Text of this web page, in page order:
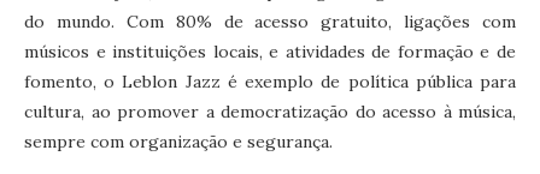
do mundo. Com 80% de acesso gratuito, ligações com
músicos e instituições locais, e atividades de formação e de
fomento, o Leblon Jazz é exemplo de política pública para
cultura, ao promover a democratização do acesso à música,
sempre com organização e segurança.